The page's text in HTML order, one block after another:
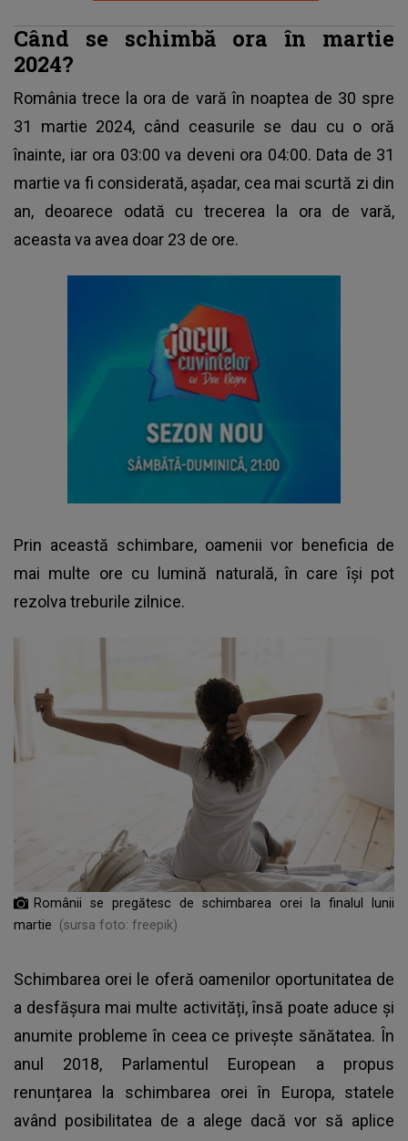
Când se schimbă ora în martie
2024?
România trece la ora de vară în noaptea de 30 spre
31 martie 2024, când ceasurile se dau cu o oră
înainte, iar ora 03:00 va deveni ora 04:00. Data de 31
martie va fi considerată, așadar, cea mai scurtă zi din
an, deoarece odată cu trecerea la ora de vară,
aceasta va avea doar 23 de ore.
Prin această schimbare, oamenii vor beneficia de
mai multe ore cu lumină naturală, în care își pot
rezolva treburile zilnice.
Românii se pregătesc de schimbarea orei la finalul lunii
martie
(sursa foto: freepik)
Schimbarea orei le oferă oamenilor oportunitatea de
a desfășura mai multe activități, însă poate aduce și
anumite probleme în ceea ce privește sănătatea. În
anul 2018, Parlamentul European a propus
renunțarea la schimbarea orei în Europa, statele
având posibilitatea de a alege dacă vor să aplice